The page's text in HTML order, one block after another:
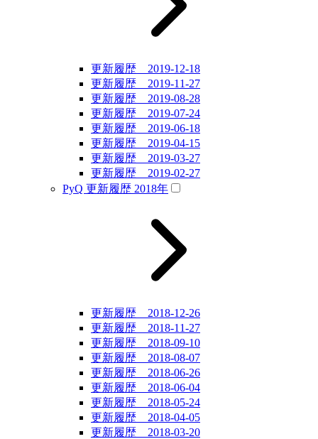
更新履歴 2019-12-18
更新履歴 2019-11-27
更新履歴 2019-08-28
更新履歴 2019-07-24
更新履歴 2019-06-18
更新履歴 2019-04-15
更新履歴 2019-03-27
更新履歴 2019-02-27
PyQ 更新履歴 2018年
更新履歴 2018-12-26
更新履歴 2018-11-27
更新履歴 2018-09-10
更新履歴 2018-08-07
更新履歴 2018-06-26
更新履歴 2018-06-04
更新履歴 2018-05-24
更新履歴 2018-04-05
更新履歴 2018-03-20